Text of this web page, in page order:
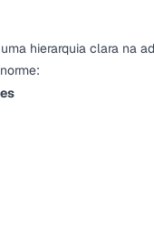
hierarquia clara na